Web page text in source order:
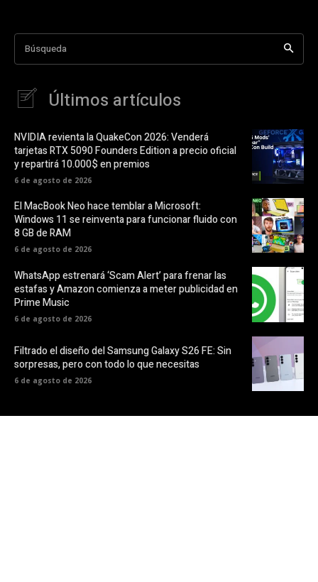
Búsqueda
Últimos artículos
NVIDIA revienta la QuakeCon 2026: Venderá
tarjetas RTX 5090 Founders Edition a precio oficial
y repartirá 10.000$ en premios
6 de agosto de 2026
El MacBook Neo hace temblar a Microsoft:
Windows 11 se reinventa para funcionar fluido con
8 GB de RAM
6 de agosto de 2026
WhatsApp estrenará ‘Scam Alert’ para frenar las
estafas y Amazon comienza a meter publicidad en
Prime Music
6 de agosto de 2026
Filtrado el diseño del Samsung Galaxy S26 FE: Sin
sorpresas, pero con todo lo que necesitas
6 de agosto de 2026